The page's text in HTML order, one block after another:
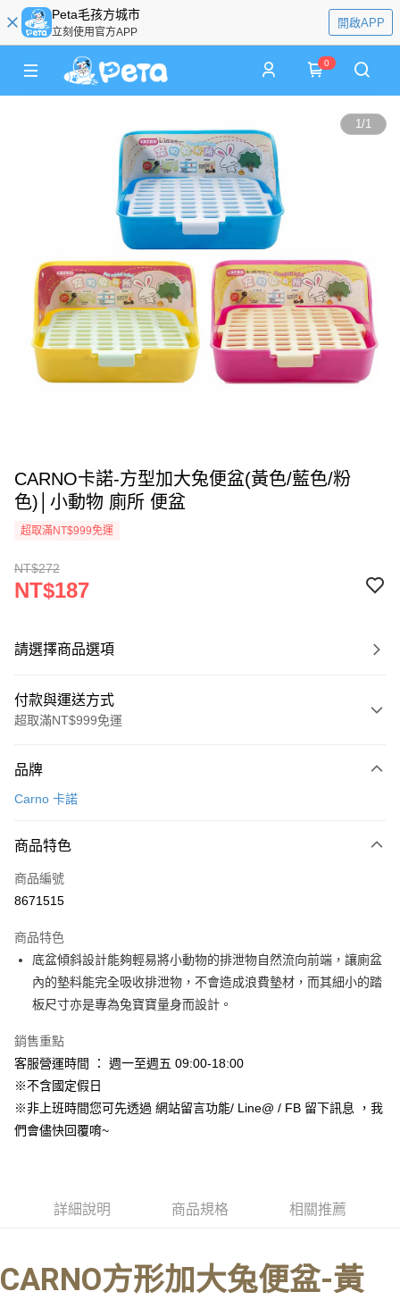
Peta毛孩方城市
立刻使用官方APP
開啟APP
0
1/1
CARNO卡諾-方型加大兔便盆(黃色/藍色/粉
色)│小動物 廁所 便盆
超取滿NT$999免運
NT$272
NT$187
請選擇商品選項
付款與運送方式
超取滿NT$999免運
信用卡一次付款
3 期 0 利率 每期
合作金庫商業銀行
上海商業儲蓄銀行
臺灣中小企業銀行
匯豐（台灣）商業銀行
華泰商業銀行
聯邦商業銀行
遠東國際商業銀行
元大商業銀行
永豐商業銀行
台新國際商業銀行
台灣樂天信用卡公司
超商取貨付款
LINE Pay
Apple Pay
街口支付
悠遊付
Google Pay
AFTEE先享後付
相關說明
【關於「AFTEE先享後付」】
AFTEE先享後付是「在收到商品之後才付款」的支付方式。 讓您購物簡單
結帳頁面，進行簡訊認證並確認金額後，即可完成結帳。
２．訂單成立數日內，您將收到繳費通知簡訊。
３．收到繳費通知簡訊後14天內，點擊此簡訊中的連結，可透過四大超商／
ATM付款
全家取貨付款_限重5KG
付款後全家取貨_限重5KG
每筆NT$60，滿NT$999(含以上)免運費
品牌
Carno 卡諾
商品特色
商品編號
8671515
商品特色
底盆傾斜設計能夠輕易將小動物的排泄物自然流向前端，讓廁盆
內的墊料能完全吸收排泄物，不會造成浪費墊材，而其細小的踏
板尺寸亦是專為兔寶寶量身而設計。
銷售重點
客服營運時間 ： 週一至週五 09:00-18:00
※不含國定假日
※非上班時間您可先透過 網站留言功能/ Line@ / FB 留下訊息 ，我
們會儘快回覆唷~
詳細說明 商品規格 相關推薦
CARNO方形加大兔便盆-黃